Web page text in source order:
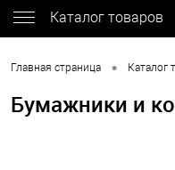
Каталог товаров
Главная страница • Каталог
Бумажники и